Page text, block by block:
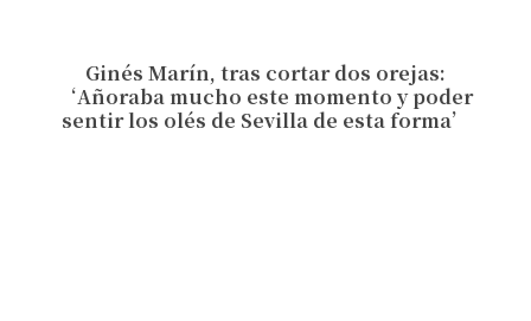
Ginés Marín, tras cortar dos orejas:
‘Añoraba mucho este momento y poder
sentir los olés de Sevilla de esta forma’